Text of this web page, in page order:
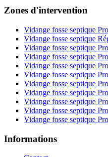
Zones d'intervention
Vidange fosse septique
Vidange fosse septique
Vidange fosse septique
Vidange fosse septique
Vidange fosse septique
Vidange fosse septique
Vidange fosse septique
Vidange fosse septique
Vidange fosse septique
Vidange fosse septique
Vidange fosse septique
Informations